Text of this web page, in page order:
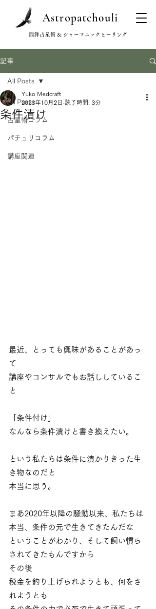
Astropatchouli
西洋占星術 & シャーマニックヒーリング
記事
All Posts
占星術コラム
パチュリコラム
講座関連
All Posts
条件漬け
Yuko Medcraft
2023年10月2日 読了時間: 3分
最近、とっても興味があることがあっ
て
講座やコンサルでもお話ししているこ
と
「条件付け」
なんなら条件漬けと書き換えたい。
という私たちは条件に漬かりきった生
き物なのだと
本当に思う。
まあ2020年以降の騒動以来、私たちは
本当、条件の元で生きてきたんだな
ということがわかり、そして飼い慣ら
されてきたもんですから
その後
税金を釣り上げられようとも、何をさ
れようとも